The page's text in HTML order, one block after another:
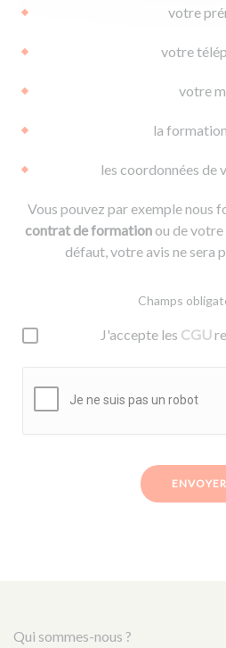
votre
votre
votre
la
les coordonnées de
Vous pouvez par exemple nous
contrat de formationou de votre
défaut, votre avis ne sera
Champs
J'accepte les CGU
ENVOYER
Qui sommes-nous ?